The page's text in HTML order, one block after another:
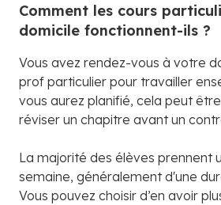
Comment les cours
domicile fonctionnent-ils ?
Vous avez rendez-vous à votre
prof particulier pour travailler
vous aurez planifié, cela peut
réviser un chapitre avant un
La majorité des élèves prennent
semaine, généralement d'une
Vous pouvez choisir d’en avoir